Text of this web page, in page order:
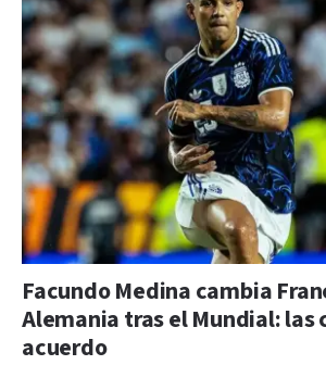
Facundo Medina cambia
Alemania tras el Mundial: las
acuerdo